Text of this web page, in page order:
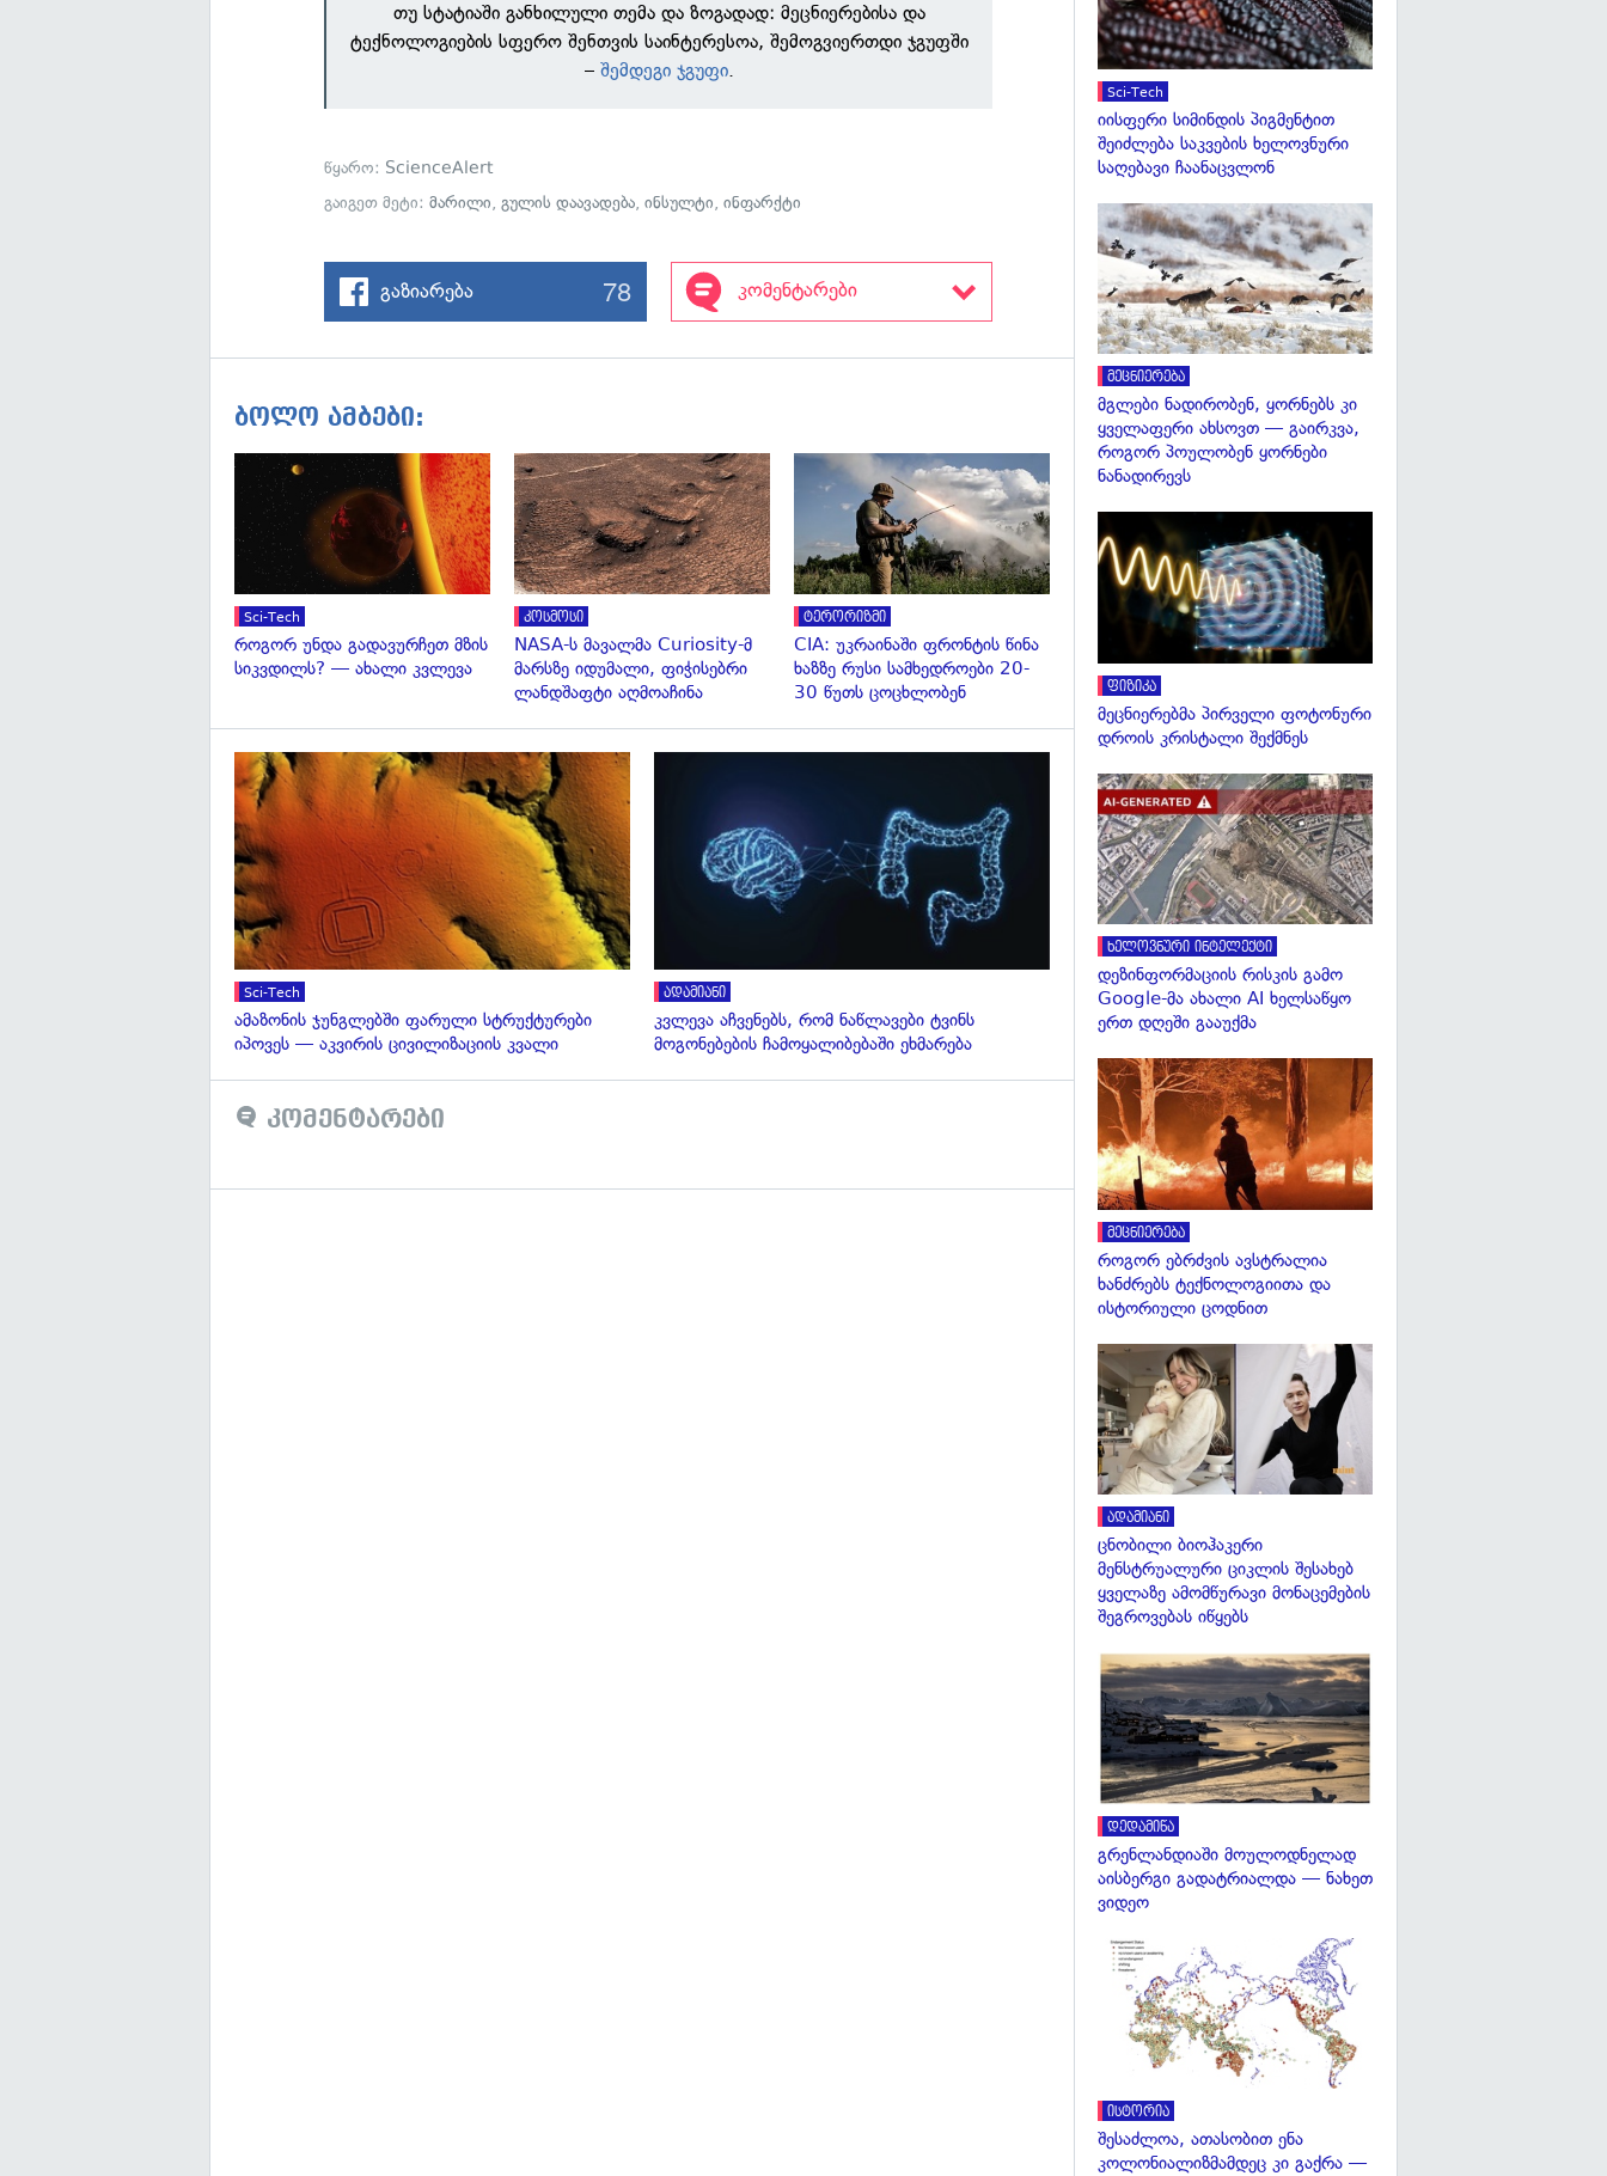
თუ სტატიაში განხილული თემა და ზოგადად: მეცნიერებისა და
ტექნოლოგიების სფერო შენთვის საინტერესოა, შემოგვიერთდი ჯგუფში
–შემდეგი ჯგუფი.
წყარო: ScienceAlert
გაიგეთ მეტი:მარილი,გულის დაავადება,ინსულტი,ინფარქტი
გაზიარება 78 კომენტარები
ბოლო ამბები:
გადახედვა
Sci-Tech
როგორ უნდა გადავურჩეთ მზის
სიკვდილს? — ახალი კვლევა
კოსმოსი
NASA-ს მავალმა Curiosity-მ
მარსზე იდუმალი, ფიჭისებრი
ლანდშაფტი აღმოაჩინა
გადახედვა
ტერორიზმი
CIA: უკრაინაში ფრონტის წინა
ხაზზე რუსი სამხედროები 20-
30 წუთს ცოცხლობენ
Sci-Tech
ამაზონის ჯუნგლებში ფარული სტრუქტურები
იპოვეს — აკვირის ცივილიზაციის კვალი
გადახედვა
ადამიანი
კვლევა აჩვენებს, რომ ნაწლავები ტვინს
მოგონებების ჩამოყალიბებაში ეხმარება
კომენტარები
Sci-Tech
იისფერი სიმინდის პიგმენტით
შეიძლება საკვების ხელოვნური
საღებავი ჩაანაცვლონ
მეცნიერება
მგლები ნადირობენ, ყორნებს კი
ყველაფერი ახსოვთ — გაირკვა,
როგორ პოულობენ ყორნები
ნანადირევს
ფიზიკა
მეცნიერებმა პირველი ფოტონური
დროის კრისტალი შექმნეს
ხელოვნური ინტელექტი
დეზინფორმაციის რისკის გამო
Google-მა ახალი AI ხელსაწყო
ერთ დღეში გააუქმა
მეცნიერება
როგორ ებრძვის ავსტრალია
ხანძრებს ტექნოლოგიითა და
ისტორიული ცოდნით
ადამიანი
ცნობილი ბიოჰაკერი
მენსტრუალური ციკლის შესახებ
ყველაზე ამომწურავი მონაცემების
შეგროვებას იწყებს
დედამიწა
გრენლანდიაში მოულოდნელად
აისბერგი გადატრიალდა — ნახეთ
ვიდეო
ისტორია
შესაძლოა, ათასობით ენა
კოლონიალიზმამდეც კი გაქრა —